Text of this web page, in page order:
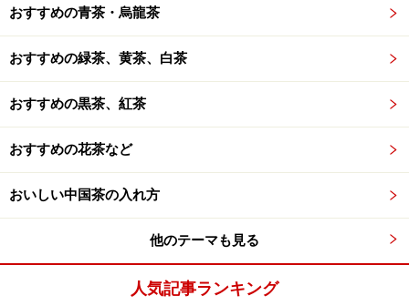
これらの茶壺は、唐朝霞率いる「唐人陶藝」の職人によ
って作成され、それらの地肌の具合がとても分かるよう
これら二十三の茶壺について、写真だけではなく、それ
す。ここのパートだけ写真を見ながら池上さんの解説を
読むだけでも、紫砂茶壺の世界の一端を垣間見られる、
本書のメイン部分です。
おすすめの青茶・烏龍茶
おすすめの緑茶、黄茶、白茶
おすすめの黒茶、紅茶
おすすめの花茶など
おいしい中国茶の入れ方
他のテーマも見る
人気記事ランキング